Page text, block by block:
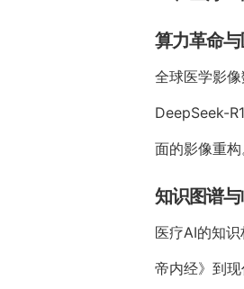
算力革命
全球医学影
DeepSeek-
面的影像重
知识图谱
医疗AI的知
帝内经》到